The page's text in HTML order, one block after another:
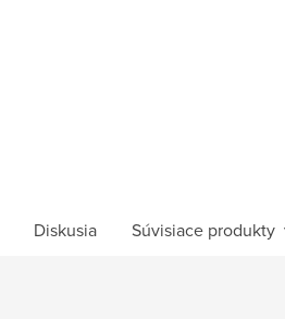
Diskusia Súvisiace produkty